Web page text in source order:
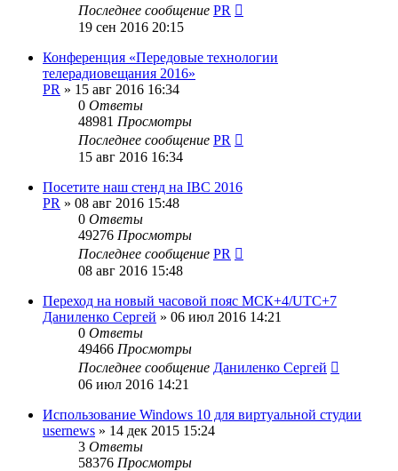
Последнее сообщение PR
19 сен 2016 20:15
Конференция «Передовые технологии
телерадиовещания 2016»
PR » 15 авг 2016 16:34
0 Ответы
48981 Просмотры
Последнее сообщение PR
15 авг 2016 16:34
Посетите наш стенд на IBC 2016
PR » 08 авг 2016 15:48
0 Ответы
49276 Просмотры
Последнее сообщение PR
08 авг 2016 15:48
Переход на новый часовой пояс МСК+4/UTC+7
Даниленко Сергей » 06 июл 2016 14:21
0 Ответы
49466 Просмотры
Последнее сообщение Даниленко Сергей
06 июл 2016 14:21
Использование Windows 10 для виртуальной студии
usernews » 14 дек 2015 15:24
3 Ответы
58376 Просмотры